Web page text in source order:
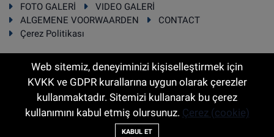
FOTO GALERİ
VIDEO GALERİ
ALGEMENE VOORWAARDEN
CONTACT
Çerez Politikası
RSS Copyright © 2025 Sonhaber.eu Her hakkı saklıdır.
Haber Yazılımı:TE Bilişim
Web sitemiz, deneyiminizi kişiselleştirmek için
KVKK ve GDPR kurallarına uygun olarak çerezler
kullanmaktadır. Sitemizi kullanarak bu çerez
kullanımını kabul etmiş olursunuz. Çerez (cookie)
KABUL ET